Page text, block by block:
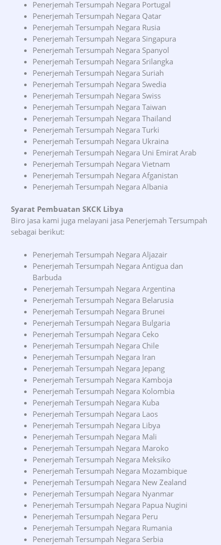
Penerjemah Tersumpah Negara Portugal
Penerjemah Tersumpah Negara Qatar
Penerjemah Tersumpah Negara Rusia
Penerjemah Tersumpah Negara Singapura
Penerjemah Tersumpah Negara Spanyol
Penerjemah Tersumpah Negara Srilangka
Penerjemah Tersumpah Negara Suriah
Penerjemah Tersumpah Negara Swedia
Penerjemah Tersumpah Negara Swiss
Penerjemah Tersumpah Negara Taiwan
Penerjemah Tersumpah Negara Thailand
Penerjemah Tersumpah Negara Turki
Penerjemah Tersumpah Negara Ukraina
Penerjemah Tersumpah Negara Uni Emirat Arab
Penerjemah Tersumpah Negara Vietnam
Penerjemah Tersumpah Negara Afganistan
Penerjemah Tersumpah Negara Albania
Syarat Pembuatan SKCK Libya
Biro jasa kami juga melayani jasa Penerjemah Tersumpah
sebagai berikut:
Penerjemah Tersumpah Negara Aljazair
Penerjemah Tersumpah Negara Antigua dan
Barbuda
Penerjemah Tersumpah Negara Argentina
Penerjemah Tersumpah Negara Belarusia
Penerjemah Tersumpah Negara Brunei
Penerjemah Tersumpah Negara Bulgaria
Penerjemah Tersumpah Negara Ceko
Penerjemah Tersumpah Negara Chile
Penerjemah Tersumpah Negara Iran
Penerjemah Tersumpah Negara Jepang
Penerjemah Tersumpah Negara Kamboja
Penerjemah Tersumpah Negara Kolombia
Penerjemah Tersumpah Negara Kuba
Penerjemah Tersumpah Negara Laos
Penerjemah Tersumpah Negara Libya
Penerjemah Tersumpah Negara Mali
Penerjemah Tersumpah Negara Maroko
Penerjemah Tersumpah Negara Meksiko
Penerjemah Tersumpah Negara Mozambique
Penerjemah Tersumpah Negara New Zealand
Penerjemah Tersumpah Negara Nyanmar
Penerjemah Tersumpah Negara Papua Nugini
Penerjemah Tersumpah Negara Peru
Penerjemah Tersumpah Negara Rumania
Penerjemah Tersumpah Negara Serbia